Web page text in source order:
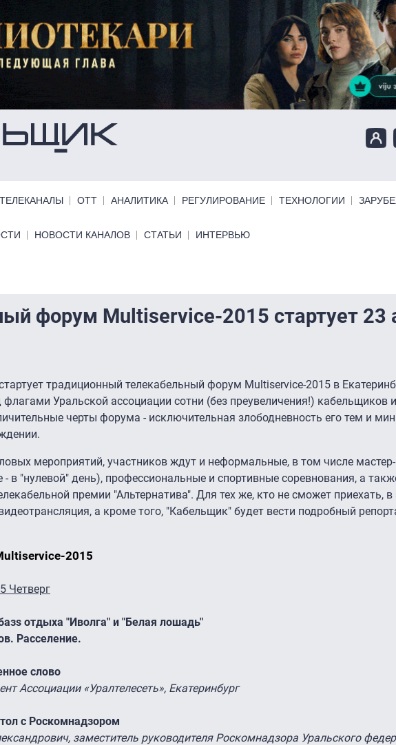
ТЕЛЕКАНАЛЫ ОТТ АНАЛИТИКА РЕГУЛИРОВАНИЕ ТЕХНОЛОГИИ
НОВОСТИ КАНАЛОВ СТАТЬИ ИНТЕРВЬЮ
форум Multiservice-2015 стартует 23
традиционный телекабельный форум Multiservice-2015 в
флагами Уральской ассоциации сотни (без преувеличения!) кабельщиков и
черты форума - исключительная злободневность его тем и
мероприятий, участников ждут и неформальные, в том числе
в "нулевой" день), профессиональные и спортивные соревнования, а
премии "Альтернатива". Для тех же, кто не сможет приехать, в
а кроме того, "Кабельщик" будет вести подробный
2015
Четверг
отдыха "Иволга" и "Белая лошадь"
Расселение.
слово
Ассоциации «Уралтелесеть», Екатеринбург
с Роскомнадзором
заместитель руководителя Роскомнадзора Уральского